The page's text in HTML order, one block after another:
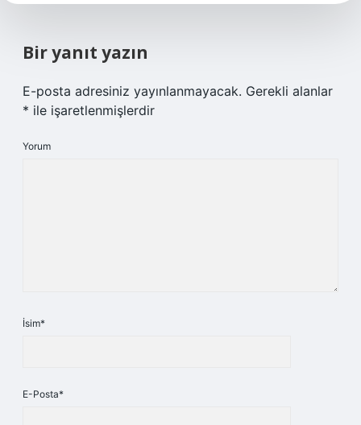
Bir yanıt yazın
E-posta adresiniz yayınlanmayacak. Gerekli alanlar
* ile işaretlenmişlerdir
Yorum
İsim*
E-Posta*